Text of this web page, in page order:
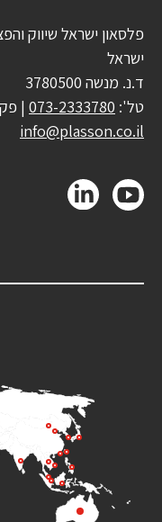
פלסאון ישראל שיווק
ישראל
ד.נ. מנשה 3780500
טל': 073-2333780
|
info@plasson.co.il